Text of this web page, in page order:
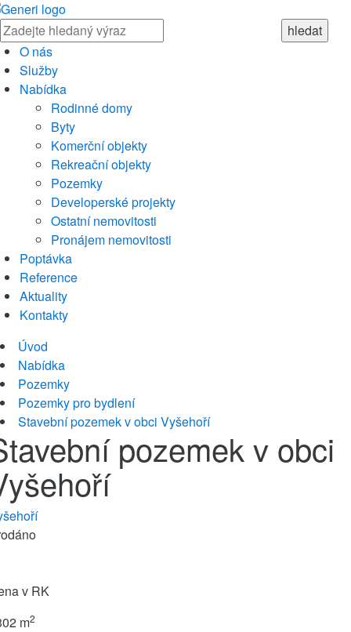
O nás
Služby
Nabídka
Rodinné domy
Byty
Komerční objekty
Rekreační objekty
Pozemky
Developerské projekty
Ostatní nemovitosti
Pronájem nemovitosti
Poptávka
Reference
Aktuality
Kontakty
Úvod
Nabídka
Pozemky
Pozemky pro bydlení
Stavební pozemek v obci Vyšehoří
pozemek v obci
v RK
m2